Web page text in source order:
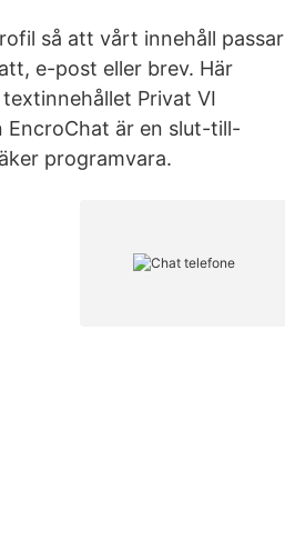
så att vårt innehåll passar
e-post eller brev. Här
Privat VI
EncroChat är en slut-till-
programvara.